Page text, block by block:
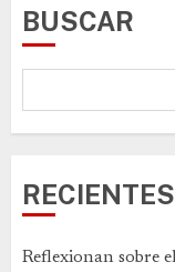
BUSCAR
RECIENTES
Reflexionan sobre